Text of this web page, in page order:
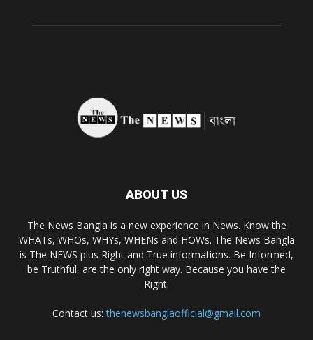
ABOUT US
The News Bangla is a new experience in News. Know the
WHATs, WHOs, WHYs, WHENs and HOWs. The News Bangla
is The NEWS plus Right and True informations. Be Informed,
be Truthful, are the only right way. Because you have the
Right.
Contact us:thenewsbanglaofficial@gmail.com